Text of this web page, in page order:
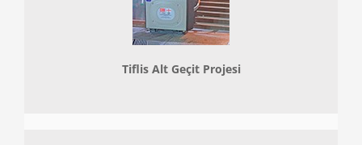
Tiflis Alt Geçit Projesi